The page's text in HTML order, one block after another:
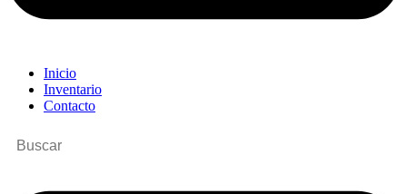
Inicio
Inventario
Contacto
Buscar
por: